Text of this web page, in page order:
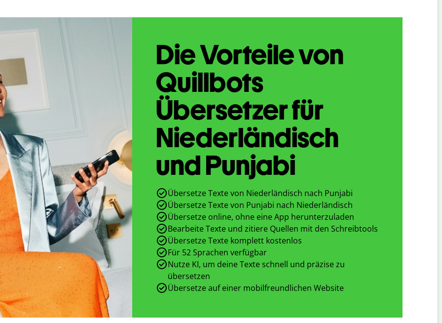
Die Vorteile von
Quillbots
Übersetzer für
Niederländisch
und Punjabi
Übersetze Texte von Niederländisch nach Punjabi
Übersetze Texte von Punjabi nach Niederländisch
Übersetze online, ohne eine App herunterzuladen
Bearbeite Texte und zitiere Quellen mit den Schreibtools
Übersetze Texte komplett kostenlos
Für 52 Sprachen verfügbar
Nutze KI, um deine Texte schnell und präzise zu
übersetzen
Übersetze auf einer mobilfreundlichen Website